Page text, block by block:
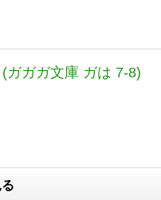
ガガガ文庫 ガは 7-8)